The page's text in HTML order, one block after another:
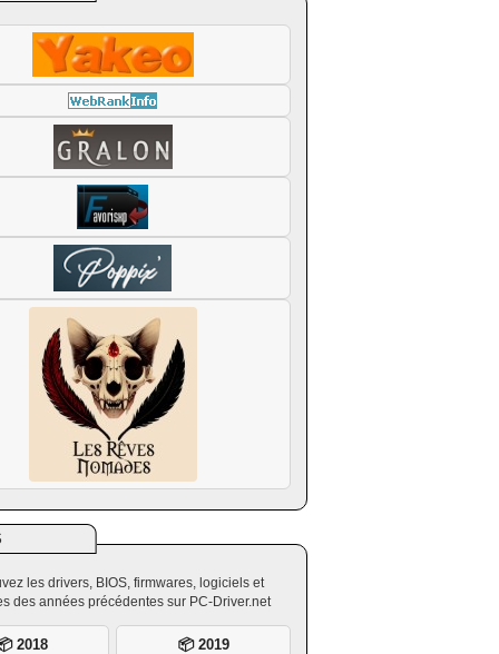
les drivers, BIOS, firmwares, logiciels et
des années précédentes sur PC-Driver.net
2018 📦 2019